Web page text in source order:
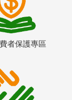
者保護專區